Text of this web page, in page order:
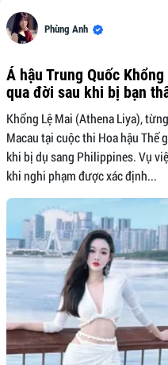
Phùng Anh
Á hậu Trung Quốc
qua đời sau khi bị bạn
Khổng Lệ Mai (Athena Liya),
Macau tại cuộc thi Hoa hậu Thế
khi bị dụ sang Philippines. Vụ
khi nghi phạm được xác định...